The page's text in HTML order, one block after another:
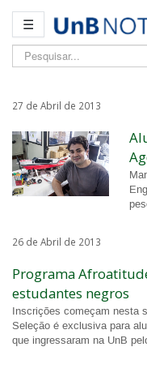
☰
Pesquisar...
27 de Abril de 2013
26 de Abril de 2013
Programa
estudantes negros
Inscrições começam nesta
Seleção é exclusiva para
que ingressaram na UnB